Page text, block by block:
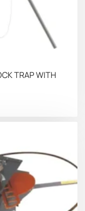
TRAP WITH